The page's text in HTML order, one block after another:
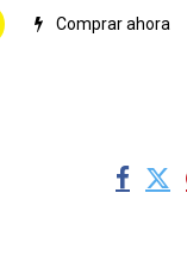
Comprar ahora